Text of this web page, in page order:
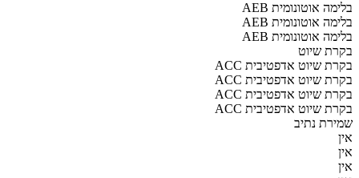
AEB בלימה אוטונומית
AEB בלימה אוטונומית
AEB בלימה אוטונומית
בקרת שיוט
ACC בקרת שיוט אדפטיבית
ACC בקרת שיוט אדפטיבית
ACC בקרת שיוט אדפטיבית
ACC בקרת שיוט אדפטיבית
שמירת נתיב
אין
אין
אין